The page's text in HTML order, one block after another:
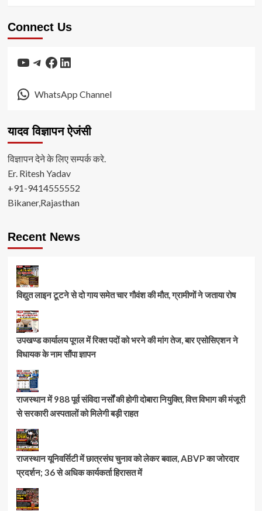
Connect Us
YouTube
Telegram
Facebook
LinkedIn
WhatsApp Channel
यादव विज्ञापन ऐजंसी
विज्ञापन देने के लिए सम्पर्क करे.
Er. Ritesh Yadav
+91-9414555552
Bikaner,Rajasthan
Recent News
विद्युत लाइन टूटने से दो गाय समेत चार गौवंश की मौत, ग्रामीणों ने जताया रोष
उपखण्ड कार्यालय पूगल में रिक्त पदों को भरने की मांग तेज, बार एसोसिएशन ने
विधायक के नाम सौंपा ज्ञापन
राजस्थान में 988 पूर्व संविदा नर्सों की होगी दोबारा नियुक्ति, वित्त विभाग की मंजूरी
से सरकारी अस्पतालों को मिलेगी बड़ी राहत
राजस्थान यूनिवर्सिटी में छात्रसंघ चुनाव को लेकर बवाल, ABVP का जोरदार
प्रदर्शन; 36 से अधिक कार्यकर्ता हिरासत में